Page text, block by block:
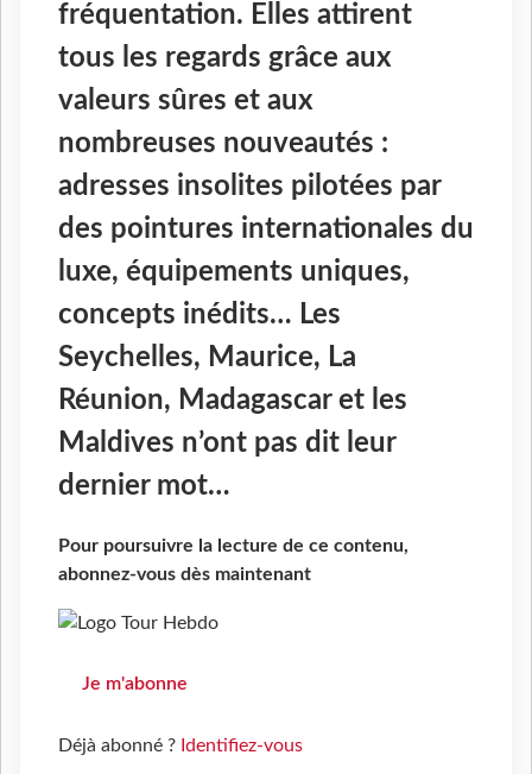
fréquentation. Elles attirent
tous les regards grâce aux
valeurs sûres et aux
nombreuses nouveautés :
adresses insolites pilotées par
des pointures internationales du
luxe, équipements uniques,
concepts inédits… Les
Seychelles, Maurice, La
Réunion, Madagascar et les
Maldives n’ont pas dit leur
dernier mot…
Pour poursuivre la lecture de ce contenu,
abonnez-vous dès maintenant
Je m'abonne
Déjà abonné ? Identifiez-vous